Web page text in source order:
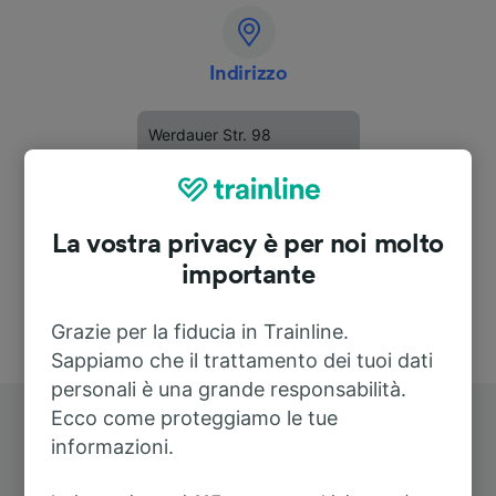
Indirizzo
Werdauer Str. 98
Deutschland
La vostra privacy è per noi molto
importante
Grazie per la fiducia in Trainline.
Sappiamo che il trattamento dei tuoi dati
personali è una grande responsabilità.
Ecco come proteggiamo le tue
informazioni.